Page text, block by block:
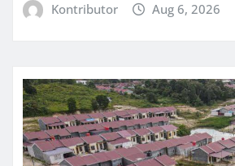
Kontributor Aug 6, 2026